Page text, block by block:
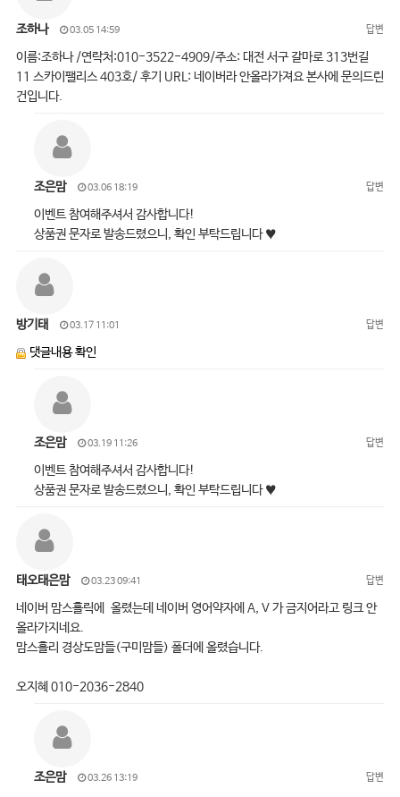
조하나 03.05 14:59 답변
이름:조하나 /연락처:010-3522-4909/주소: 대전 서구 갈마로 313번길
11 스카이팰리스 403호/ 후기 URL: 네이버라 안올라가져요 본사에 문의드린
건입니다.
조은맘 03.06 18:19 답변
이벤트 참여해주셔서 감사합니다!
상품권 문자로 발송드렸으니, 확인 부탁드립니다 ♥
방기태 03.17 11:01 답변
댓글내용 확인
조은맘 03.19 11:26 답변
이벤트 참여해주셔서 감사합니다!
상품권 문자로 발송드렸으니, 확인 부탁드립니다 ♥
태오태은맘 03.23 09:41 답변
네이버 맘스홀릭에 올렸는데 네이버 영어약자에 A, V 가 금지어라고 링크 안
올라가지네요.
맘스홀리 경상도맘들(구미맘들) 폴더에 올렸습니다.
오지혜 010-2036-2840
조은맘 03.26 13:19 답변